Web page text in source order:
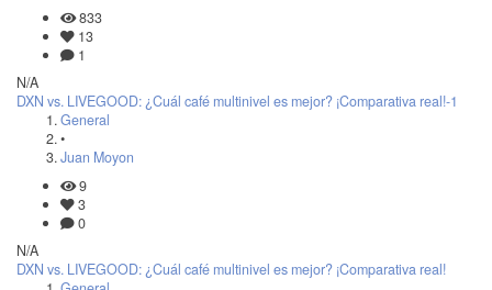
833
13
1
N/A
DXN vs. LIVEGOOD: ¿Cuál café multinivel es mejor? ¡Comparativa real!-1
General
•
Juan Moyon
9
3
0
N/A
DXN vs. LIVEGOOD: ¿Cuál café multinivel es mejor? ¡Comparativa real!